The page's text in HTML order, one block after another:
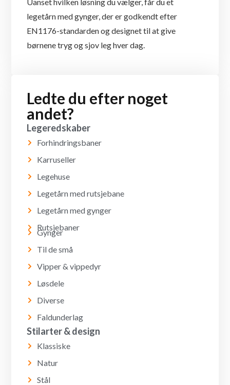
legetårn med gynger, der er godkendt efter
EN1176-standarden og designet til at give
børnene tryg og sjov leg hver dag.
Ledte du efter noget
andet?
Legeredskaber
Forhindringsbaner
Karruseller
Legehuse
Legetårn med rutsjebane
Legetårn med gynger
Rutsjebaner
Gynger
Til de små
Vipper & vippedyr
Løsdele
Diverse
Faldunderlag
Stilarter & design
Klassiske
Natur
Stål